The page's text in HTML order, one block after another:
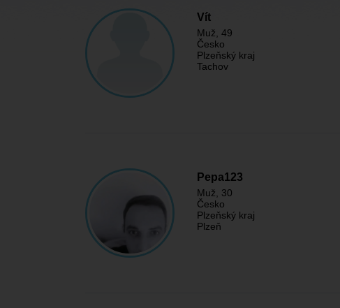
Vít
Muž , 49
Česko
Plzeňský kraj
Tachov
Pepa123
Muž , 30
Česko
Plzeňský kraj
Plzeň